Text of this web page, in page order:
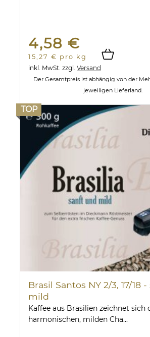
4,58 €
15,27 € pro kg
inkl. MwSt. zzgl. Versand
Der Gesamtpreis ist abhängig von der
jeweiligen Lieferland.
TOP
Brasil Santos NY 2/3, 17/18
mild
Kaffee aus Brasilien zeichnet sich
harmonischen, milden Cha...